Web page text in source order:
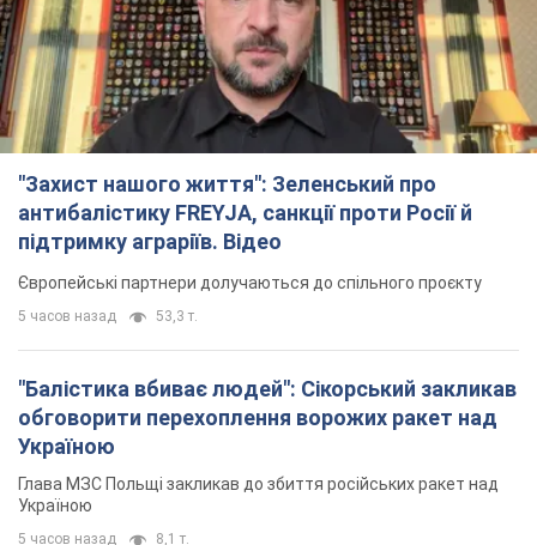
Європейські партнери долучаються до спільного проєкту
5 часов назад 53,3 т.
"Балістика вбиває людей": Сікорський закликав
обговорити перехоплення ворожих ракет над
Україною
Глава МЗС Польщі закликав до збиття російських ракет над
Росія вдарила дроном по німецькому судну в
Чорному морі біля Одеси: подробиці
Під час евакуації екіпажу російські терористи завдали ще
одного удару безпілотником по судну
3 часа назад 2,6 т.